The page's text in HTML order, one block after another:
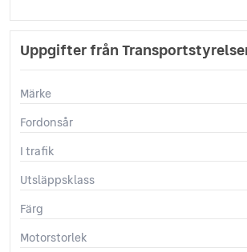
Uppgifter från
Märke
Fordonsår
I trafik
Utsläppsklass
Färg
Motorstorlek